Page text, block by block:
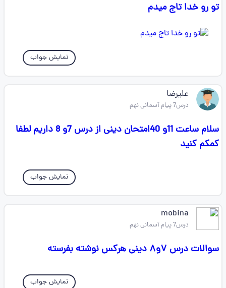
تو رو خدا تاج میدم
نمایش جواب
علیرضا
درس7 پیام آسمانی نهم
سلام ساعت 11و 40امتحان دینی از درس 7و 8 داریم لطفا
کمکم کنید
نمایش جواب
mobina
درس7 پیام آسمانی نهم
سوالات درس ۷و۸ دینی هرکس نوشته بفرسته
نمایش جواب